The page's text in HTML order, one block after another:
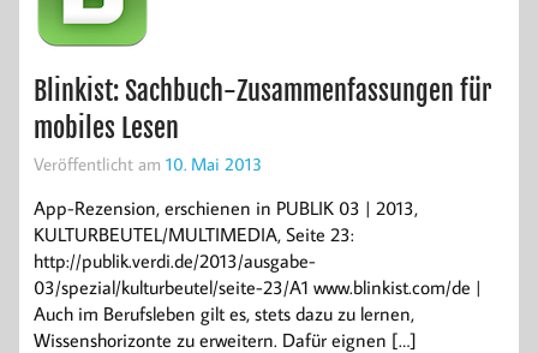
Blinkist: Sachbuch-Zusammenfassungen für
mobiles Lesen
Veröffentlicht am 10. Mai 2013
App-Rezension, erschienen in PUBLIK 03 | 2013,
KULTURBEUTEL/MULTIMEDIA, Seite 23:
http://publik.verdi.de/2013/ausgabe-
03/spezial/kulturbeutel/seite-23/A1 www.blinkist.com/de |
Auch im Berufsleben gilt es, stets dazu zu lernen,
Wissenshorizonte zu erweitern. Dafür eignen […]